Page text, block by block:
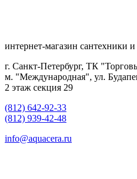
интернет-магазин сантехники
г. Санкт-Петербург, ТК
м. "Международная", ул.
2 этаж секция 29
(812) 642-92-33
(812) 939-42-48
info@aquacera.ru